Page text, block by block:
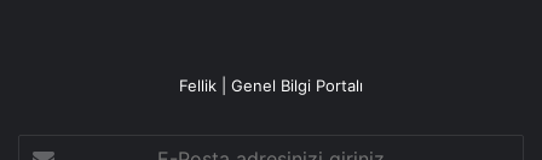
Fellik | Genel Bilgi Portalı